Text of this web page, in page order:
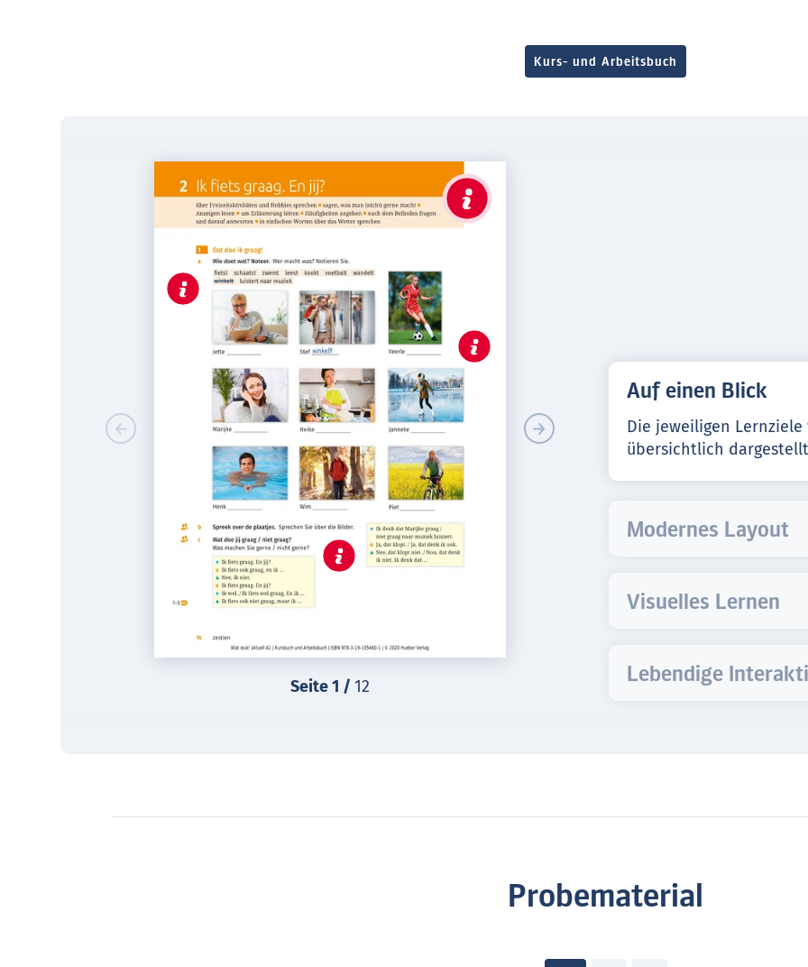
Kurs- und Arbeitsbuch
Seite1 /12
Auf einen Blick
Die jeweiligen
übersichtlich
Modernes Layout
übersichtlichen Layout
Visuelles Lernen
unterstützt.
Lebendige
Probematerial